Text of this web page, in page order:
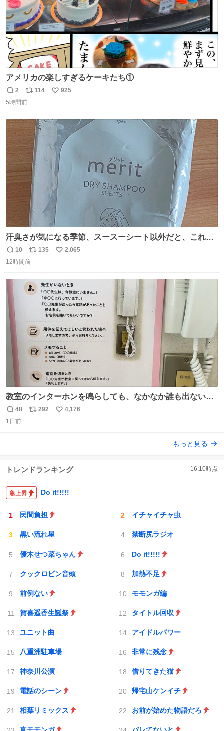
アメリカの楽しすぎるケーキたち①
返
信
2
リ
ポ
ト
数
114
い
数
925
5時間前
汗臭さが気になる季節、スースーシート以外だと、これが
とにかくスッキリする。2年くらい前に #生活は踊る で紹
介したやつ。おじさんにもおばさんにもオススメだ。ドラ
汗拭きシートみたいなもの。耳裏襟足首筋がんがん拭いて
汗臭不安を解消。
返
信
10
リ
ポ
ト
数
135
い
数
2,065
12時間前
教室のインターホンを鳴らしても、なかなか誰も出ないこ
とがあります…。 もしかすると「電話の出方」に困ってい
るのかもしれません。 そこで「何を話せばいいか」が見え
返
信
48
リ
292
い
4,176
1日前
もっと見る
トレンドランキング 16:10時点
Do it!!!!!
民間負担 イチャイチャ虫
黒い流れ星 禁断尻ラジオ
優木せつ菜ちゃん Do it!!!!!
クックロビン音頭 加熱不足
前例ない モモンガ編
賀喜遥香生誕祭 タイトル回収
ユニット曲 アイドルパワー
八重洲駐車場 非常に残念
神奈川公演 借りてきた猫
電話のシーン 帰宅山ケンイチ
相葉リミックス お前が始めた物語だろ